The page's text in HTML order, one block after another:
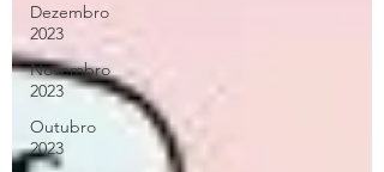
Dezembro
2023
Novembro
2023
Outubro
2023